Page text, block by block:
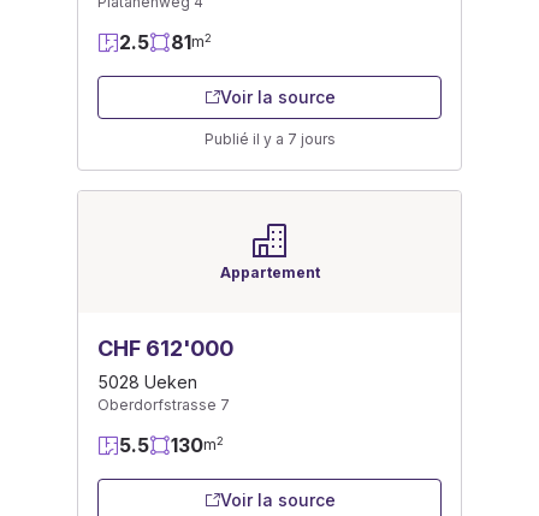
2.5 81m2
Voir la source
Publié il y a 7 jours
Appartement
CHF 612'000
5028 Ueken
Oberdorfstrasse 7
5.5 130m2
Voir la source